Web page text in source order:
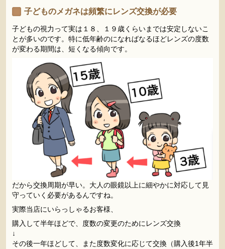
子どものメガネは頻繁にレンズ交換が必要
子どもの視力って実は１８、１９歳くらいまでは安定しないこ
とが多いのです。特に低年齢のになればなるほどレンズの度数
が変わる期間は、短くなる傾向です。
だから交換周期が早い。大人の眼鏡以上に細やかに対応して見
守っていく必要があるんですね。
実際当店にいらっしゃるお客様、
購入して半年ほどで、度数の変更のためにレンズ交換
↓
その後一年ほどして、また度数変化に応じて交換（購入後1年半